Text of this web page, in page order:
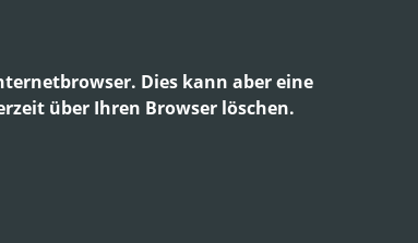
Dies kann aber eine
über Ihren Browser löschen.